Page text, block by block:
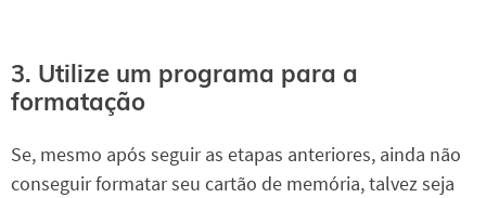
3. Utilize um programa para a
formatação
Se, mesmo após seguir as etapas anteriores, ainda não
conseguir formatar seu cartão de memória, talvez seja